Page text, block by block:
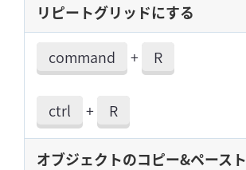
リピートグリッドにする
command + R
ctrl + R
オブジェクトのコピー&ペースト